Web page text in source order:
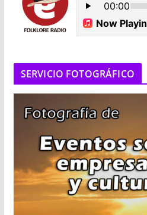
SERVICIO FOTOGRÁFICO